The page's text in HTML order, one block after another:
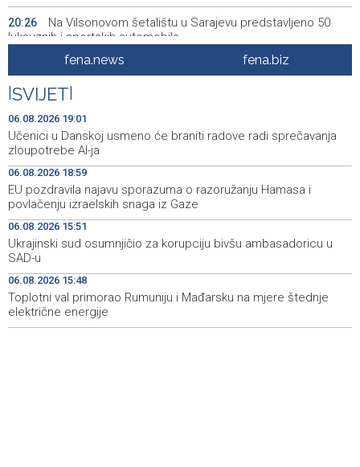
20:26
Na Vilsonovom šetalištu u Sarajevu predstavljeno 50
luksuznih i sportskih automobila
Announcement of events for Friday, 7 August 2026
19:55
Drugi Festival bakri okupio mještane i posjetitelje kod
Livna
19:45
Novi Travnik receives first direct EU funding for UNESCO
heritage project
19:33
Crishock: OHR maintains an open dialogue with all
political stakeholders in BiH
19:32
Velika nagrada Britanije ostaje u MotoGP kalendaru do
2028. godine
19:29
Španska krajnja ljevica i desnica ujedinjene protiv
Maroka kao suorganizatora SP 2030.
fena.news fena.biz
SVIJET
06.08.2026 19:01
Učenici u Danskoj usmeno će braniti radove radi sprečavanja
zloupotrebe AI-ja
06.08.2026 18:59
EU pozdravila najavu sporazuma o razoružanju Hamasa i
povlačenju izraelskih snaga iz Gaze
06.08.2026 15:51
Ukrajinski sud osumnjičio za korupciju bivšu ambasadoricu u
SAD-u
06.08.2026 15:48
Toplotni val primorao Rumuniju i Mađarsku na mjere štednje
električne energije